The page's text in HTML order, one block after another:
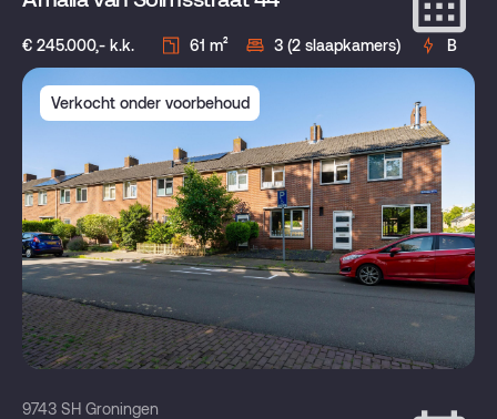
€ 245.000,- k.k. 61 m² 3 (2 slaapkamers) B
Verkocht onder voorbehoud
9743 SH Groningen